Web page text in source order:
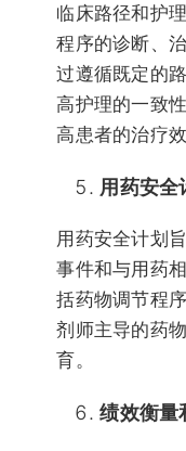
临床路径和护
程序的诊断、
过遵循既定的
高护理的一致
高患者的治疗效
用药安全
用药安全计划
事件和与用药
括药物调节程
剂师主导的药
育。
绩效衡量